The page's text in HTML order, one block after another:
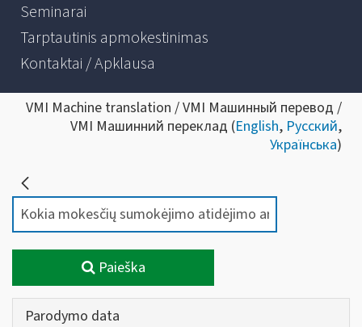
Seminarai
Tarptautinis apmokestinimas
Kontaktai / Apklausa
VMI Machine translation / VMI Машинный перевод /
VMI Машинний переклад (English, Русский,
Українська)
Paieška
Parodymo data